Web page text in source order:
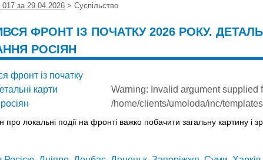
за 29.04.2026 > Суспільство
ФРОНТ ІЗ ПОЧАТКУ 2026 РОКУ.
РОСІЯН
Warning: Invalid argument supplied
/home/clients/umoloda/inc/
про локальні події на фронті важко побачити загальну картину і